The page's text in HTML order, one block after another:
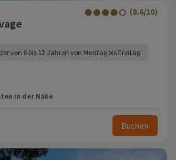
(8.6/10)
von 6 bis 12 Jahren von Montag bis Freitag.
in der Nähe
Buchen